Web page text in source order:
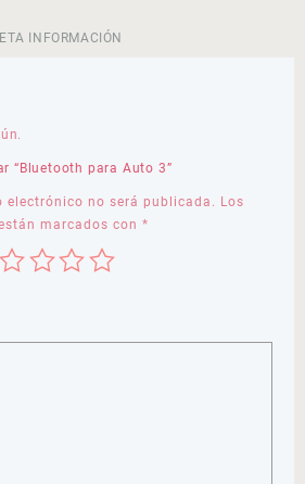
INFORMACIÓN
“Bluetooth para Auto 3”
electrónico no será publicada. Los
marcados con *